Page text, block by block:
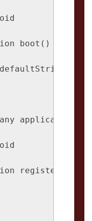
boot()
application
register()